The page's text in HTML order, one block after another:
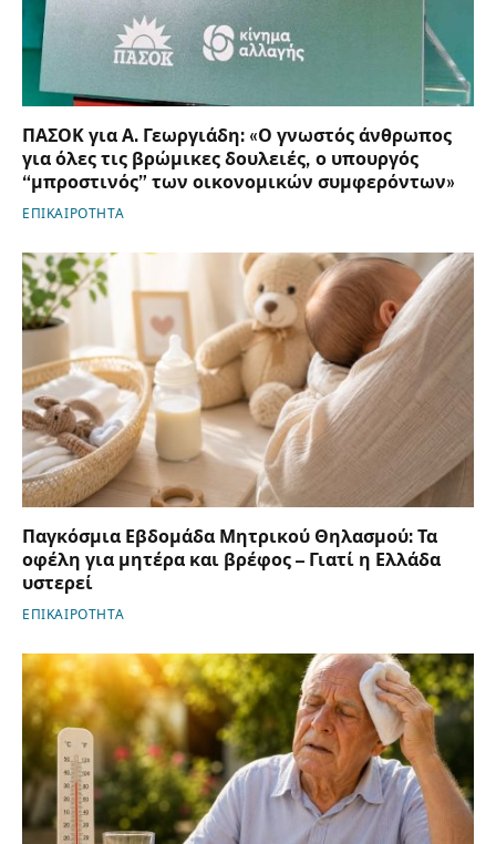
ΠΑΣΟΚ για Α. Γεωργιάδη: «Ο γνωστός άνθρωπος
για όλες τις βρώμικες δουλειές, ο υπουργός
“μπροστινός” των οικονομικών συμφερόντων»
ΕΠΙΚΑΙΡΟΤΗΤΑ
Παγκόσμια Εβδομάδα Μητρικού Θηλασμού: Τα
οφέλη για μητέρα και βρέφος – Γιατί η Ελλάδα
υστερεί
ΕΠΙΚΑΙΡΟΤΗΤΑ